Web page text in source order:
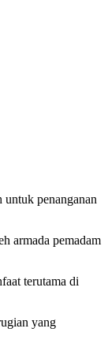
untuk penanganan
armada pemadam
terutama di
yang